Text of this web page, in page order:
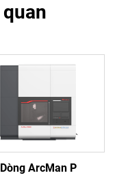
Dòng ArcMan P